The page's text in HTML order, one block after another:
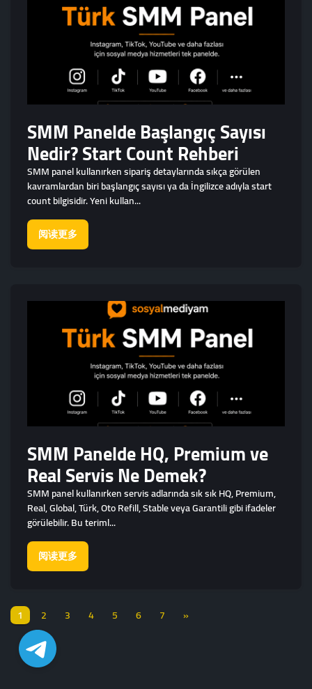
SMM Panelde Başlangıç Sayısı
Nedir? Start Count Rehberi
SMM panel kullanırken sipariş detaylarında sıkça görülen
kavramlardan biri başlangıç sayısı ya da İngilizce adıyla start
count bilgisidir. Yeni kullan...
阅读更多
SMM Panelde HQ, Premium ve
Real Servis Ne Demek?
SMM panel kullanırken servis adlarında sık sık HQ, Premium,
Real, Global, Türk, Oto Refill, Stable veya Garantili gibi ifadeler
görülebilir. Bu teriml...
阅读更多
1 2 3 4 5 6 7 »